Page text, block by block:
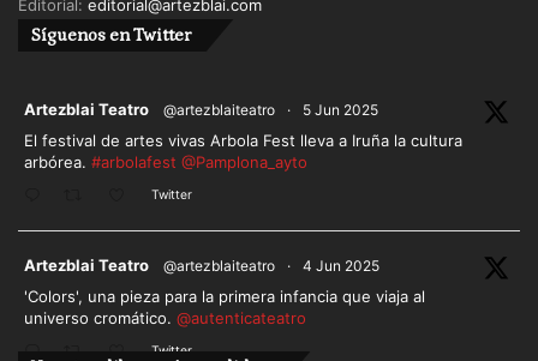
Editorial: editorial@artezblai.com
Síguenos en Twitter
Artezblai Teatro @artezblaiteatro · 5 Jun 2025
El festival de artes vivas Arbola Fest lleva a Iruña la cultura
arbórea. #arbolafest @Pamplona_ayto
Twitter
Artezblai Teatro @artezblaiteatro · 4 Jun 2025
'Colors', una pieza para la primera infancia que viaja al
universo cromático. @autenticateatro
Twitter